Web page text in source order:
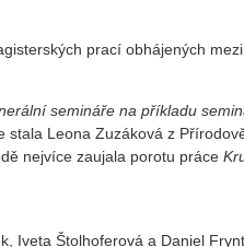
prací obhájených
semináře na příkladu
stala Leona Zuzáková z
nejvíce zaujala porotu práce
Iveta Štolhoferová a Daniel